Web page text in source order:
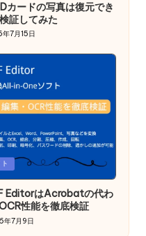
カードの写真は復元でき
証してみた
7月15日
EditorはAcrobatの代わ
性能を徹底検証
年7月9日